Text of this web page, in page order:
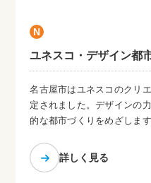
N
ユネスコ・デザイン都
名古屋市はユネスコのクリ
定されました。デザインの
的な都市づくりをめざします
詳しく見る